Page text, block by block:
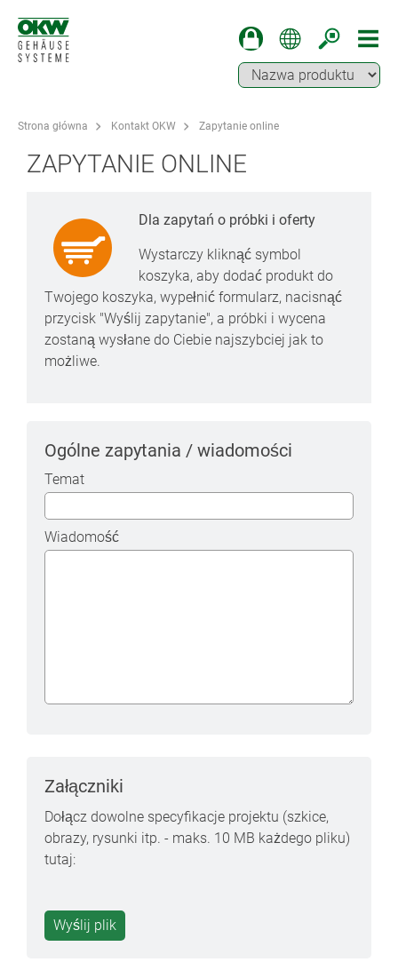
Strona główna Kontakt OKW Zapytanie online
ZAPYTANIE ONLINE
Dla zapytań o próbki i oferty
Wystarczy kliknąć symbol
koszyka, aby dodać produkt do
Twojego koszyka, wypełnić formularz, nacisnąć
przycisk "Wyślij zapytanie", a próbki i wycena
zostaną wysłane do Ciebie najszybciej jak to
możliwe.
Ogólne zapytania / wiadomości
Temat
Wiadomość
Załączniki
Dołącz dowolne specyfikacje projektu (szkice,
obrazy, rysunki itp. - maks. 10 MB każdego pliku)
tutaj: